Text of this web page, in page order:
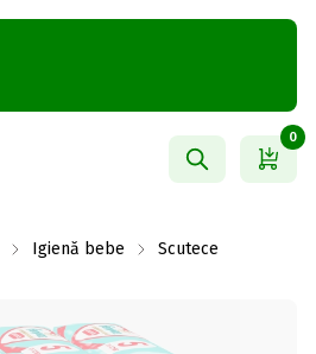
0
Igienă bebe Scutece